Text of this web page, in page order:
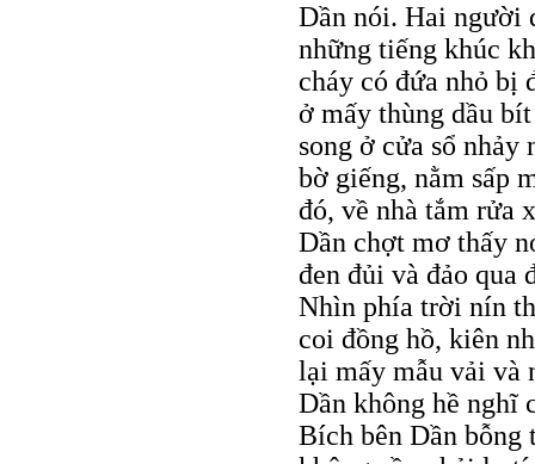
Dần nói. Hai người
những tiếng khúc
cháy có đứa nhỏ bị
ở mấy thùng dầu
song ở cửa sổ
bờ giếng, nằm sấp
đó, về nhà tắm rửa
Dần chợt mơ thấy
đen đủi và đảo qua
Nhìn phía trời nín
coi đồng hồ, kiên
lại mấy mẫu vải và
Dần không hề nghĩ
Bích bên Dần bỗng